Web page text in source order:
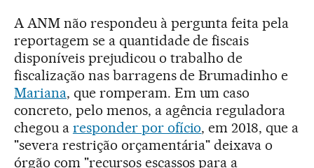
A ANM não respondeu à pergunta feita pela
reportagem se a quantidade de fiscais
disponíveis prejudicou o trabalho de
fiscalização nas barragens de Brumadinho e
Mariana, que romperam. Em um caso
concreto, pelo menos, a agência reguladora
chegou a responder por ofício, em 2018, que a
"severa restrição orçamentária" deixava o
órgão com "recursos escassos para a